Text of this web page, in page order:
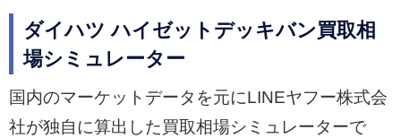
ダイハツ ハイゼットデッキバン買取相
場シミュレーター
国内のマーケットデータを元にLINEヤフー株式会
社が独自に算出した買取相場シミュレーターで